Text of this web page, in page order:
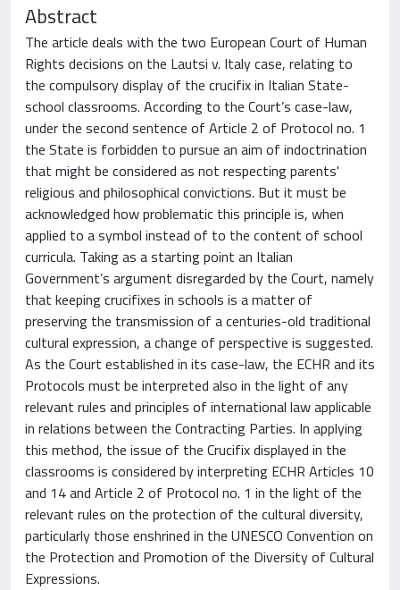
Abstract
The article deals with the two European Court of Human
Rights decisions on the Lautsi v. Italy case, relating to
the compulsory display of the crucifix in Italian State-
school classrooms. According to the Court’s case-law,
under the second sentence of Article 2 of Protocol no. 1
the State is forbidden to pursue an aim of indoctrination
that might be considered as not respecting parents'
religious and philosophical convictions. But it must be
acknowledged how problematic this principle is, when
applied to a symbol instead of to the content of school
curricula. Taking as a starting point an Italian
Government’s argument disregarded by the Court, namely
that keeping crucifixes in schools is a matter of
preserving the transmission of a centuries-old traditional
cultural expression, a change of perspective is suggested.
As the Court established in its case-law, the ECHR and its
Protocols must be interpreted also in the light of any
relevant rules and principles of international law applicable
in relations between the Contracting Parties. In applying
this method, the issue of the Crucifix displayed in the
classrooms is considered by interpreting ECHR Articles 10
and 14 and Article 2 of Protocol no. 1 in the light of the
relevant rules on the protection of the cultural diversity,
particularly those enshrined in the UNESCO Convention on
the Protection and Promotion of the Diversity of Cultural
Expressions.